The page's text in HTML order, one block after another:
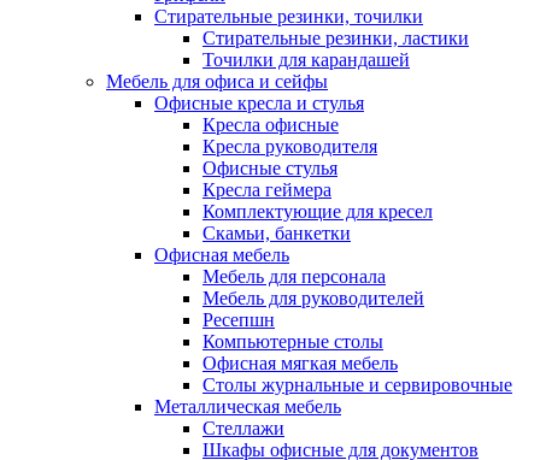
Стирательные резинки, точилки
Стирательные резинки, ластики
Точилки для карандашей
Мебель для офиса и сейфы
Офисные кресла и стулья
Кресла офисные
Кресла руководителя
Офисные стулья
Кресла геймера
Комплектующие для кресел
Скамьи, банкетки
Офисная мебель
Мебель для персонала
Мебель для руководителей
Ресепшн
Компьютерные столы
Офисная мягкая мебель
Столы журнальные и сервировочные
Металлическая мебель
Стеллажи
Шкафы офисные для документов